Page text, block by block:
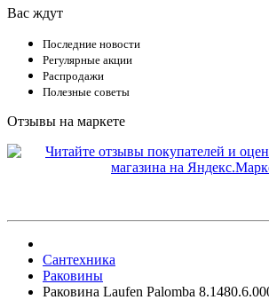
Вас ждут
Последние новости
Регулярные акции
Распродажи
Полезные советы
Отзывы на маркете
Сантехника
Раковины
Раковина Laufen Palomba